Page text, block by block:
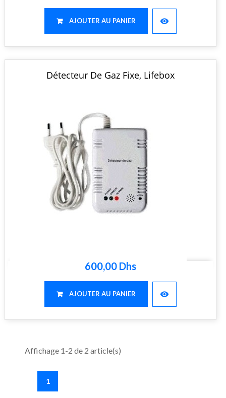
AJOUTER AU PANIER visibility
Détecteur De Gaz Fixe, Lifebox
600,00 Dhs
AJOUTER AU PANIER visibility
Affichage 1-2 de 2 article(s)
1